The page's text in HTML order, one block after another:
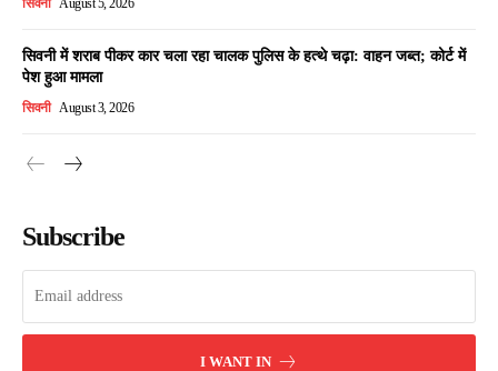
सिवनी August 5, 2026
सिवनी में शराब पीकर कार चला रहा चालक पुलिस के हत्थे चढ़ा: वाहन जब्त; कोर्ट में
पेश हुआ मामला
सिवनी August 3, 2026
Subscribe
I WANT IN